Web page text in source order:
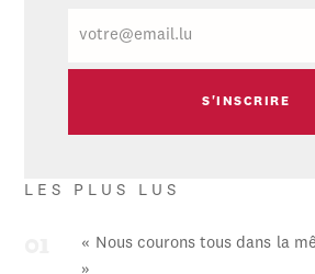
mail
LES PLUS LUS
« Nous courons tous dans la
»